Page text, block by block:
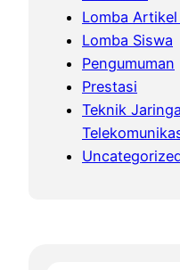
Lomba
Lomba Siswa
Pengumuman
Prestasi
Teknik